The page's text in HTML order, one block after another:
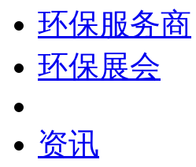
环保服务商
环保展会
资讯